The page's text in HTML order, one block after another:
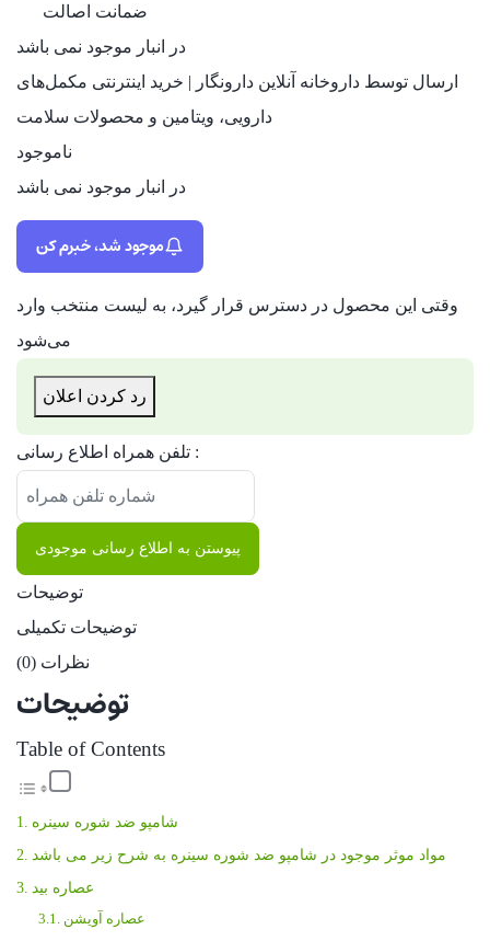
ضمانت اصالت
در انبار موجود نمی باشد
ارسال توسط داروخانه آنلاین دارونگار | خرید اینترنتی مکمل‌های
دارویی، ویتامین و محصولات سلامت
ناموجود
در انبار موجود نمی باشد
موجود شد، خبرم کن
وقتی این محصول در دسترس قرار گیرد، به لیست منتخب وارد
می‌شود
رد کردن اعلان
تلفن همراه اطلاع رسانی :
پیوستن به اطلاع رسانی موجودی
توضیحات
توضیحات تکمیلی
نظرات (0)
توضیحات
Table of Contents
شامپو ضد شوره سینره
مواد موثر موجود در شامپو ضد شوره سینره به شرح زیر می باشد
عصاره بید
عصاره آویشن